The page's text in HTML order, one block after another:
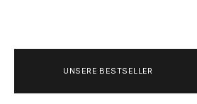
UNSERE BESTSELLER